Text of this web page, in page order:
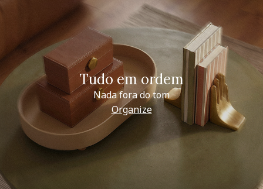
Tudo em ordem
Nada fora do tom
Organize